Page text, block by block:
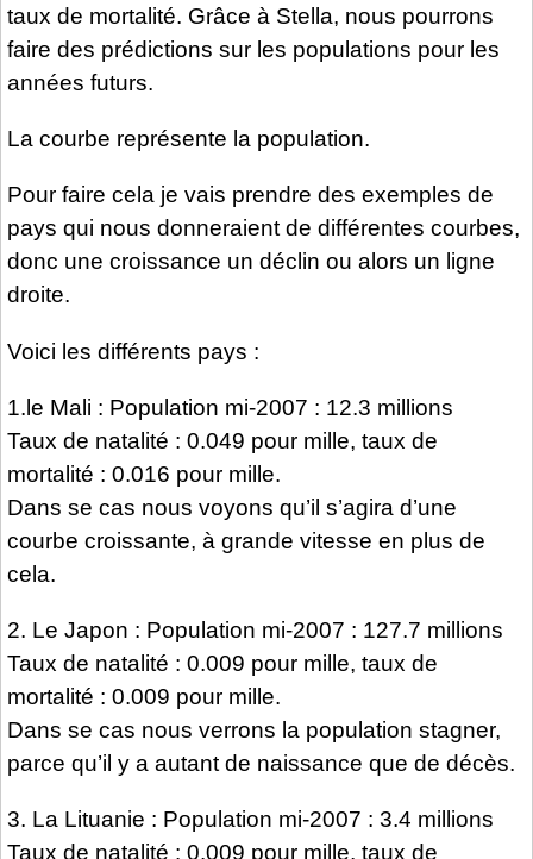
taux de mortalité. Grâce à Stella, nous pourrons
faire des prédictions sur les populations pour les
années futurs.
La courbe représente la population.
Pour faire cela je vais prendre des exemples de
pays qui nous donneraient de différentes courbes,
donc une croissance un déclin ou alors un ligne
droite.
Voici les différents pays :
1.le Mali : Population mi-2007 : 12.3 millions
Taux de natalité : 0.049 pour mille, taux de
mortalité : 0.016 pour mille.
Dans se cas nous voyons qu’il s’agira d’une
courbe croissante, à grande vitesse en plus de
cela.
2. Le Japon : Population mi-2007 : 127.7 millions
Taux de natalité : 0.009 pour mille, taux de
mortalité : 0.009 pour mille.
Dans se cas nous verrons la population stagner,
parce qu’il y a autant de naissance que de décès.
3. La Lituanie : Population mi-2007 : 3.4 millions
Taux de natalité : 0.009 pour mille, taux de